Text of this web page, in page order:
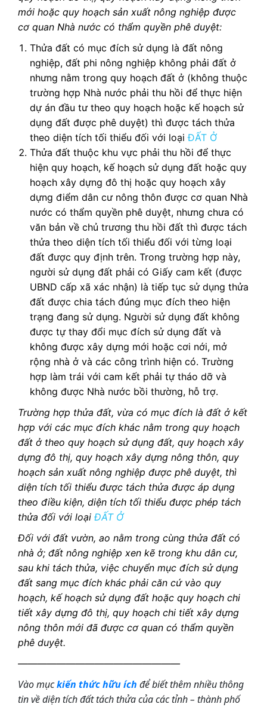
mới hoặc quy hoạch sản xuất nông nghiệp được
cơ quan Nhà nước có thẩm quyền phê duyệt:
Thửa đất có mục đích sử dụng là đất nông
nghiệp, đất phi nông nghiệp không phải đất ở
nhưng nằm trong quy hoạch đất ở (không thuộc
trường hợp Nhà nước phải thu hồi để thực hiện
dự án đầu tư theo quy hoạch hoặc kế hoạch sử
dụng đất được phê duyệt) thì được tách thửa
theo diện tích tối thiểu đối với loạiĐẤT Ở
Thửa đất thuộc khu vực phải thu hồi để thực
hiện quy hoạch, kế hoạch sử dụng đất hoặc quy
hoạch xây dựng đô thị hoặc quy hoạch xây
dựng điểm dân cư nông thôn được cơ quan Nhà
nước có thẩm quyền phê duyệt, nhưng chưa có
văn bản về chủ trương thu hồi đất thì được tách
thửa theo diện tích tối thiểu đối với từng loại
đất được quy định trên. Trong trường hợp này,
người sử dụng đất phải có Giấy cam kết (được
UBND cấp xã xác nhận) là tiếp tục sử dụng thửa
đất được chia tách đúng mục đích theo hiện
trạng đang sử dụng. Người sử dụng đất không
được tự thay đổi mục đích sử dụng đất và
không được xây dựng mới hoặc cơi nới, mở
rộng nhà ở và các công trình hiện có. Trường
hợp làm trái với cam kết phải tự tháo dỡ và
không được Nhà nước bồi thường, hỗ trợ.
Trường hợp thửa đất, vừa có mục đích là đất ở kết
hợp với các mục đích khác nằm trong quy hoạch
đất ở theo quy hoạch sử dụng đất, quy hoạch xây
dựng đô thị, quy hoạch xây dựng nông thôn, quy
hoạch sản xuất nông nghiệp được phê duyệt, thì
diện tích tối thiểu được tách thửa được áp dụng
theo điều kiện, diện tích tối thiểu được phép tách
thửa đối với loại ĐẤT Ở
Đối với đất vườn, ao nằm trong cùng thửa đất có
nhà ở; đất nông nghiệp xen kẽ trong khu dân cư,
sau khi tách thửa, việc chuyển mục đích sử dụng
đất sang mục đích khác phải căn cứ vào quy
hoạch, kế hoạch sử dụng đất hoặc quy hoạch chi
tiết xây dựng đô thị, quy hoạch chi tiết xây dựng
nông thôn mới đã được cơ quan có thẩm quyền
phê duyệt.
—————————————————
Vào mụckiến thức hữu ích để biết thêm nhiều thông
tin về diện tích đất tách thửa của các tỉnh – thành phố